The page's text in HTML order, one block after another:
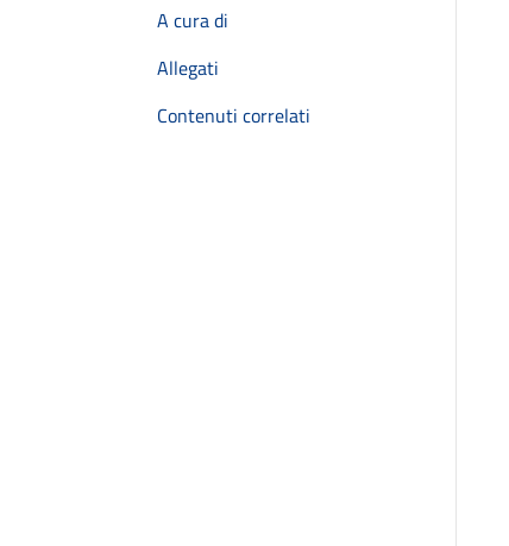
A cura di
Allegati
Contenuti correlati